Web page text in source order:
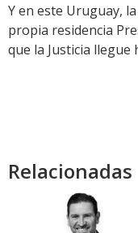
Y en este Uruguay,
propia residencia
que la Justicia llegue
Relacionadas